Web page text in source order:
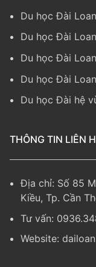
Du học Đài
Du học Đài
Du học Đài
Du học Đài
Du học Đài hệ
THÔNG TIN LIÊN
Địa chỉ: Số 85
Kiều, Tp. Cần
Tư vấn:
Website: